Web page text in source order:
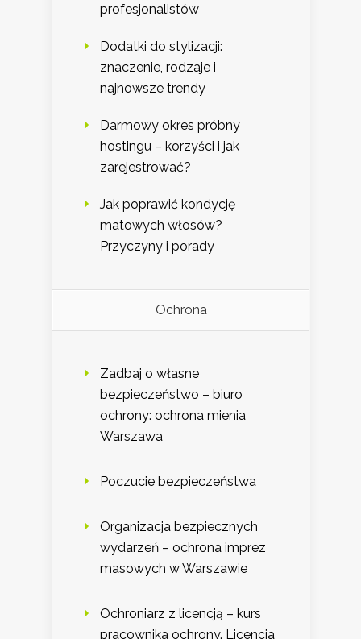
profesjonalistów
Dodatki do stylizacji:
znaczenie, rodzaje i
najnowsze trendy
Darmowy okres próbny
hostingu – korzyści i jak
zarejestrować?
Jak poprawić kondycję
matowych włosów?
Przyczyny i porady
Ochrona
Zadbaj o własne
bezpieczeństwo – biuro
ochrony: ochrona mienia
Warszawa
Poczucie bezpieczeństwa
Organizacja bezpiecznych
wydarzeń – ochrona imprez
masowych w Warszawie
Ochroniarz z licencją – kurs
pracownika ochrony. Licencja